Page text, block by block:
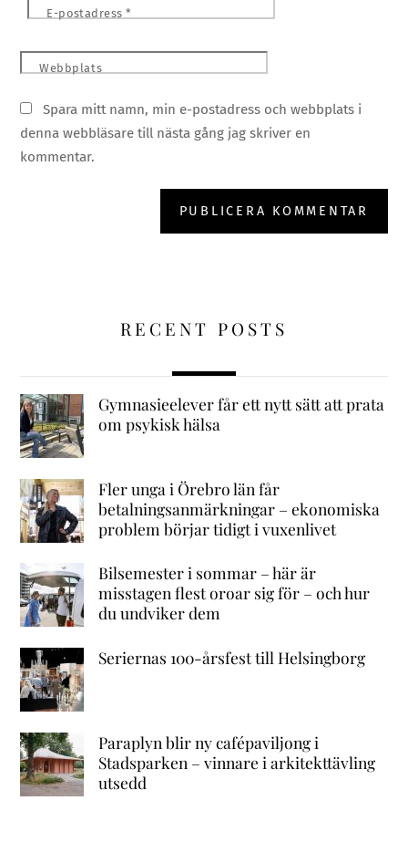
E-postadress*
Webbplats
Spara mitt namn, min e-postadress och webbplats i
denna webbläsare till nästa gång jag skriver en
kommentar.
RECENT POSTS
Gymnasieelever får ett nytt sätt att prata
om psykisk hälsa
Fler unga i Örebro län får
betalningsanmärkningar – ekonomiska
problem börjar tidigt i vuxenlivet
Bilsemester i sommar – här är
misstagen flest oroar sig för – och hur
du undviker dem
Seriernas 100-årsfest till Helsingborg
Paraplyn blir ny cafépaviljong i
Stadsparken – vinnare i arkitekttävling
utsedd